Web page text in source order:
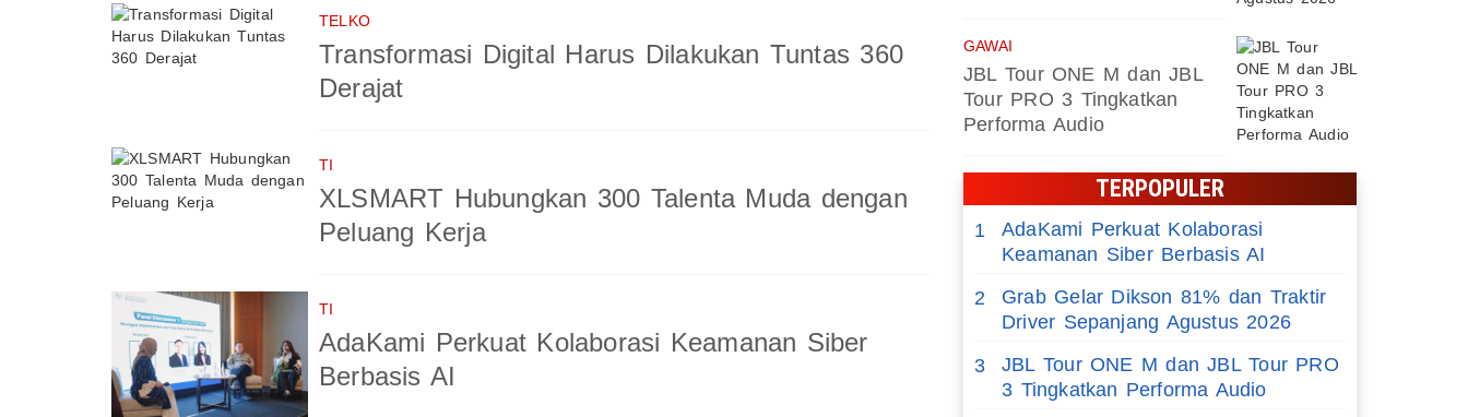
TELKO
Transformasi Digital Harus Dilakukan Tuntas 360
Derajat
TI
XLSMART Hubungkan 300 Talenta Muda dengan
Peluang Kerja
TI
AdaKami Perkuat Kolaborasi Keamanan Siber
Berbasis AI
GAWAI
JBL Tour ONE M dan JBL
Tour PRO 3 Tingkatkan
Performa Audio
TERPOPULER
1
AdaKami Perkuat Kolaborasi
Keamanan Siber Berbasis AI
2
Grab Gelar Dikson 81% dan Traktir
Driver Sepanjang Agustus 2026
3
JBL Tour ONE M dan JBL Tour PRO
3 Tingkatkan Performa Audio